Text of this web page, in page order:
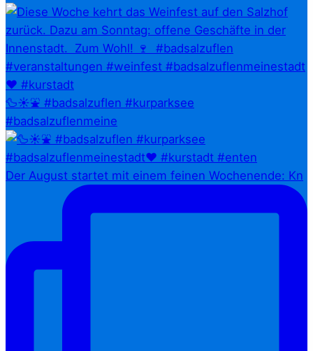
🦆☀️⛲ #badsalzuflen #kurparksee
#badsalzuflenmeine
Der August startet mit einem feinen Wochenende: Kn